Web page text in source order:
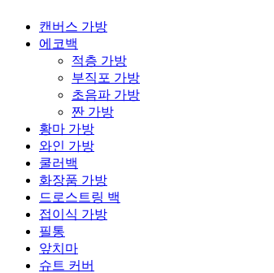
캔버스 가방
에코백
적층 가방
부직포 가방
초음파 가방
짠 가방
황마 가방
와인 가방
쿨러백
화장품 가방
드로스트링 백
접이식 가방
필통
앞치마
슈트 커버